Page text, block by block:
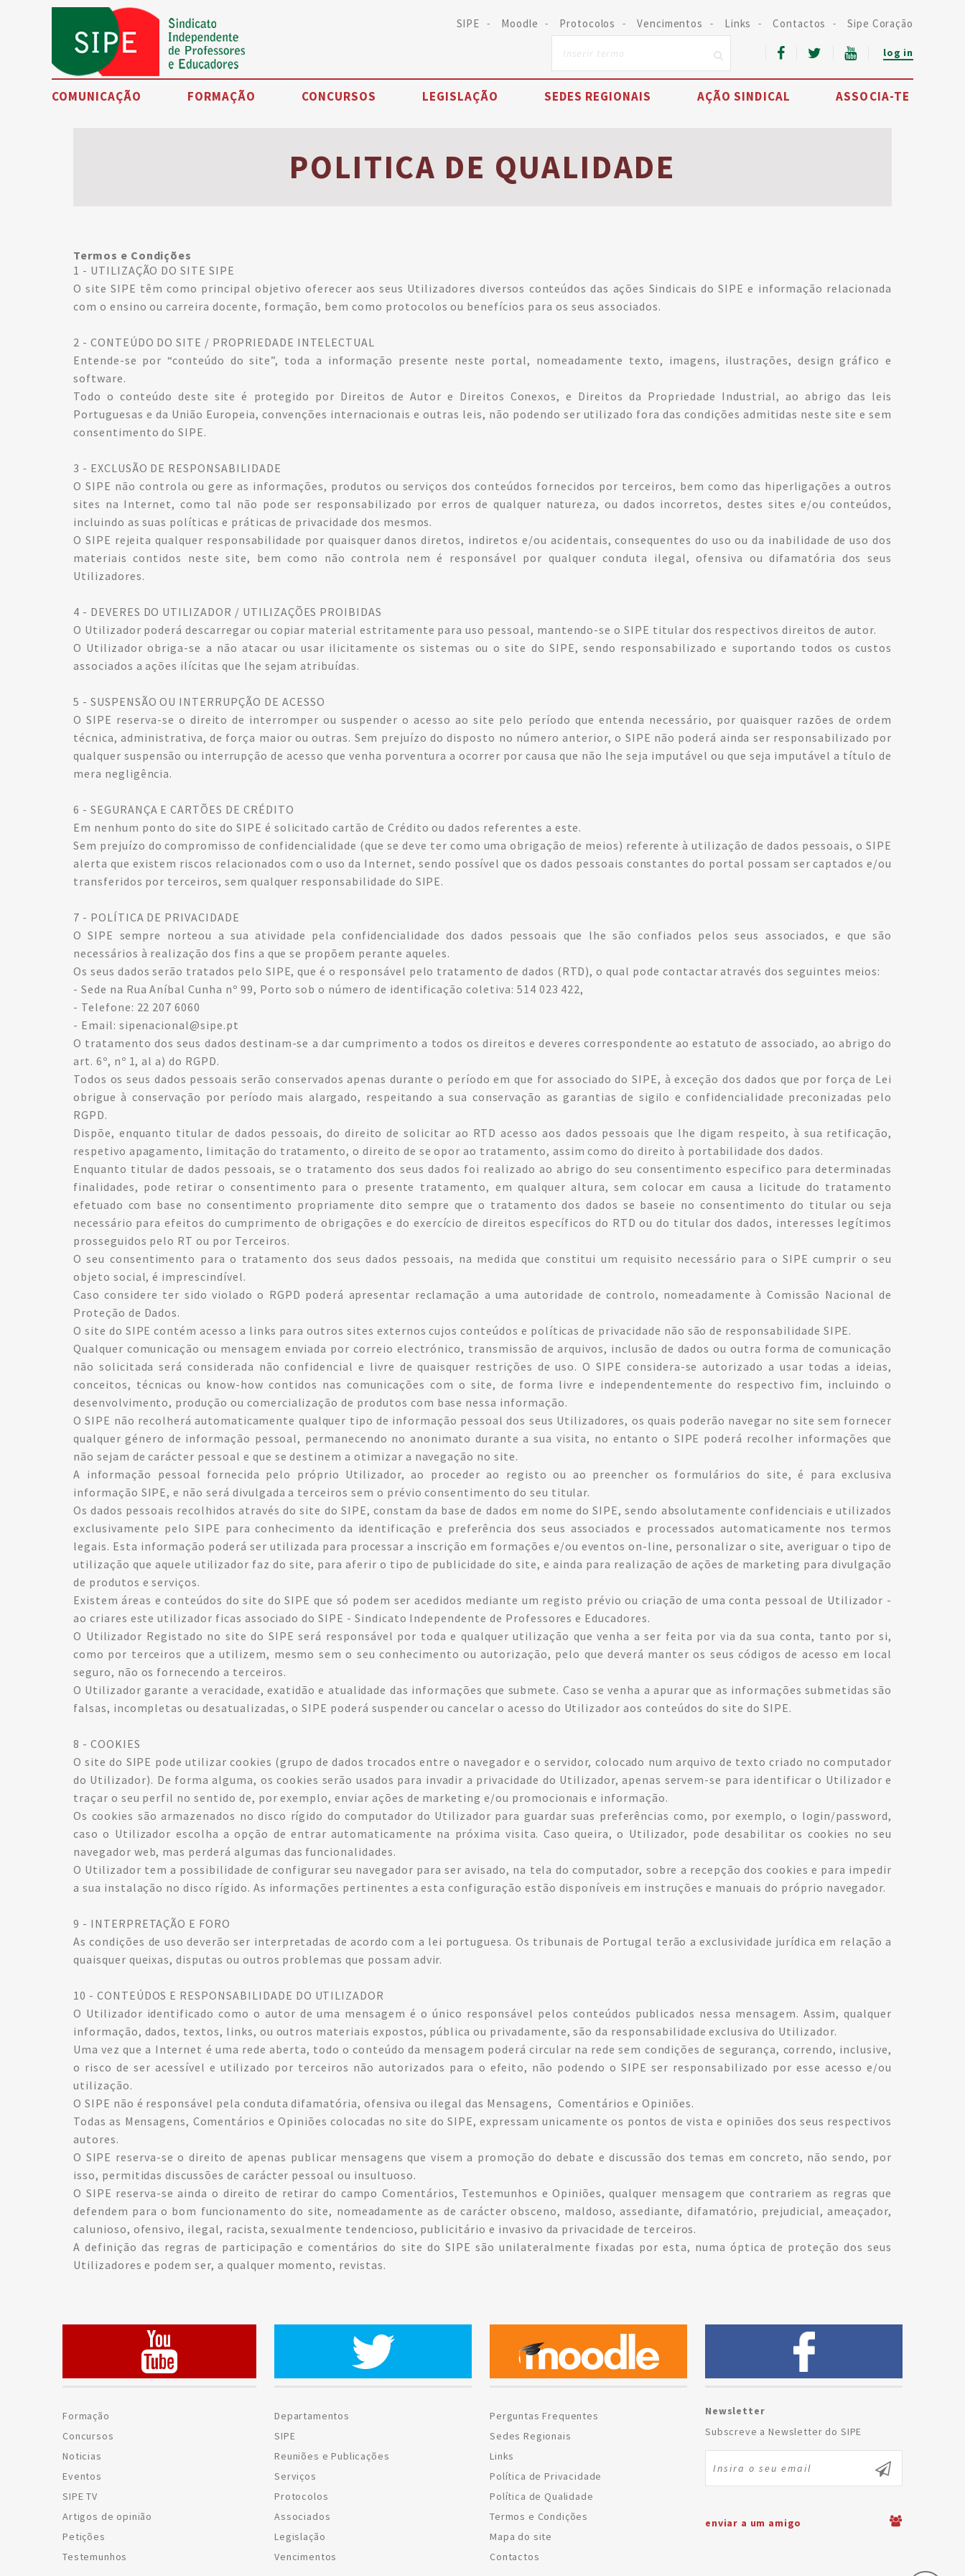
SIPE Moodle Protocolos Vencimentos Links Contactos Sipe Coração
log in
COMUNICAÇÃO
Petições
Testemunhos
FORMAÇÃO CONCURSOS LEGISLAÇÃO SEDES REGIONAIS AÇÃO SINDICAL ASSOCIA-TE
POLITICA DE QUALIDADE
Termos e Condições
1 - UTILIZAÇÃO DO SITE SIPE
O site SIPE têm como principal objetivo oferecer aos seus Utilizadores diversos conteúdos das ações Sindicais do SIPE e informação relacionada
com o ensino ou carreira docente, formação, bem como protocolos ou benefícios para os seus associados.
2 - CONTEÚDO DO SITE / PROPRIEDADE INTELECTUAL
Entende-se por “conteúdo do site”, toda a informação presente neste portal, nomeadamente texto, imagens, ilustrações, design gráfico e
software.
Todo o conteúdo deste site é protegido por Direitos de Autor e Direitos Conexos, e Direitos da Propriedade Industrial, ao abrigo das leis
Portuguesas e da União Europeia, convenções internacionais e outras leis, não podendo ser utilizado fora das condições admitidas neste site e sem
consentimento do SIPE.
3 - EXCLUSÃO DE RESPONSABILIDADE
O SIPE não controla ou gere as informações, produtos ou serviços dos conteúdos fornecidos por terceiros, bem como das hiperligações a outros
sites na Internet, como tal não pode ser responsabilizado por erros de qualquer natureza, ou dados incorretos, destes sites e/ou conteúdos,
incluindo as suas políticas e práticas de privacidade dos mesmos.
O SIPE rejeita qualquer responsabilidade por quaisquer danos diretos, indiretos e/ou acidentais, consequentes do uso ou da inabilidade de uso dos
materiais contidos neste site, bem como não controla nem é responsável por qualquer conduta ilegal, ofensiva ou difamatória dos seus
Utilizadores.
4 - DEVERES DO UTILIZADOR / UTILIZAÇÕES PROIBIDAS
O Utilizador poderá descarregar ou copiar material estritamente para uso pessoal, mantendo-se o SIPE titular dos respectivos direitos de autor.
O Utilizador obriga-se a não atacar ou usar ilicitamente os sistemas ou o site do SIPE, sendo responsabilizado e suportando todos os custos
associados a ações ilícitas que lhe sejam atribuídas.
5 - SUSPENSÃO OU INTERRUPÇÃO DE ACESSO
O SIPE reserva-se o direito de interromper ou suspender o acesso ao site pelo período que entenda necessário, por quaisquer razões de ordem
técnica, administrativa, de força maior ou outras. Sem prejuízo do disposto no número anterior, o SIPE não poderá ainda ser responsabilizado por
qualquer suspensão ou interrupção de acesso que venha porventura a ocorrer por causa que não lhe seja imputável ou que seja imputável a título de
mera negligência.
6 - SEGURANÇA E CARTÕES DE CRÉDITO
Em nenhum ponto do site do SIPE é solicitado cartão de Crédito ou dados referentes a este.
Sem prejuízo do compromisso de confidencialidade (que se deve ter como uma obrigação de meios) referente à utilização de dados pessoais, o SIPE
alerta que existem riscos relacionados com o uso da Internet, sendo possível que os dados pessoais constantes do portal possam ser captados e/ou
transferidos por terceiros, sem qualquer responsabilidade do SIPE.
7 - POLÍTICA DE PRIVACIDADE
O SIPE sempre norteou a sua atividade pela confidencialidade dos dados pessoais que lhe são confiados pelos seus associados, e que são
necessários à realização dos fins a que se propõem perante aqueles.
Os seus dados serão tratados pelo SIPE, que é o responsável pelo tratamento de dados (RTD), o qual pode contactar através dos seguintes meios:
- Sede na Rua Aníbal Cunha nº 99, Porto sob o número de identificação coletiva: 514 023 422,
- Telefone: 22 207 6060
- Email: sipenacional@sipe.pt
O tratamento dos seus dados destinam-se a dar cumprimento a todos os direitos e deveres correspondente ao estatuto de associado, ao abrigo do
art. 6º, nº 1, al a) do RGPD.
Todos os seus dados pessoais serão conservados apenas durante o período em que for associado do SIPE, à exceção dos dados que por força de Lei
obrigue à conservação por período mais alargado, respeitando a sua conservação as garantias de sigilo e confidencialidade preconizadas pelo
RGPD.
Dispõe, enquanto titular de dados pessoais, do direito de solicitar ao RTD acesso aos dados pessoais que lhe digam respeito, à sua retificação,
respetivo apagamento, limitação do tratamento, o direito de se opor ao tratamento, assim como do direito à portabilidade dos dados.
Enquanto titular de dados pessoais, se o tratamento dos seus dados foi realizado ao abrigo do seu consentimento especifico para determinadas
finalidades, pode retirar o consentimento para o presente tratamento, em qualquer altura, sem colocar em causa a licitude do tratamento
efetuado com base no consentimento propriamente dito sempre que o tratamento dos dados se baseie no consentimento do titular ou seja
necessário para efeitos do cumprimento de obrigações e do exercício de direitos específicos do RTD ou do titular dos dados, interesses legítimos
prosseguidos pelo RT ou por Terceiros.
O seu consentimento para o tratamento dos seus dados pessoais, na medida que constitui um requisito necessário para o SIPE cumprir o seu
objeto social, é imprescindível.
Caso considere ter sido violado o RGPD poderá apresentar reclamação a uma autoridade de controlo, nomeadamente à Comissão Nacional de
Proteção de Dados.
O site do SIPE contém acesso a links para outros sites externos cujos conteúdos e políticas de privacidade não são de responsabilidade SIPE.
Qualquer comunicação ou mensagem enviada por correio electrónico, transmissão de arquivos, inclusão de dados ou outra forma de comunicação
não solicitada será considerada não confidencial e livre de quaisquer restrições de uso. O SIPE considera-se autorizado a usar todas a ideias,
conceitos, técnicas ou know-how contidos nas comunicações com o site, de forma livre e independentemente do respectivo fim, incluindo o
desenvolvimento, produção ou comercialização de produtos com base nessa informação.
O SIPE não recolherá automaticamente qualquer tipo de informação pessoal dos seus Utilizadores, os quais poderão navegar no site sem fornecer
qualquer género de informação pessoal, permanecendo no anonimato durante a sua visita, no entanto o SIPE poderá recolher informações que
não sejam de carácter pessoal e que se destinem a otimizar a navegação no site.
A informação pessoal fornecida pelo próprio Utilizador, ao proceder ao registo ou ao preencher os formulários do site, é para exclusiva
informação SIPE, e não será divulgada a terceiros sem o prévio consentimento do seu titular.
Os dados pessoais recolhidos através do site do SIPE, constam da base de dados em nome do SIPE, sendo absolutamente confidenciais e utilizados
exclusivamente pelo SIPE para conhecimento da identificação e preferência dos seus associados e processados automaticamente nos termos
legais. Esta informação poderá ser utilizada para processar a inscrição em formações e/ou eventos on-line, personalizar o site, averiguar o tipo de
utilização que aquele utilizador faz do site, para aferir o tipo de publicidade do site, e ainda para realização de ações de marketing para divulgação
de produtos e serviços.
Existem áreas e conteúdos do site do SIPE que só podem ser acedidos mediante um registo prévio ou criação de uma conta pessoal de Utilizador -
ao criares este utilizador ficas associado do SIPE - Sindicato Independente de Professores e Educadores.
O Utilizador Registado no site do SIPE será responsável por toda e qualquer utilização que venha a ser feita por via da sua conta, tanto por si,
como por terceiros que a utilizem, mesmo sem o seu conhecimento ou autorização, pelo que deverá manter os seus códigos de acesso em local
seguro, não os fornecendo a terceiros.
O Utilizador garante a veracidade, exatidão e atualidade das informações que submete. Caso se venha a apurar que as informações submetidas são
falsas, incompletas ou desatualizadas, o SIPE poderá suspender ou cancelar o acesso do Utilizador aos conteúdos do site do SIPE.
8 - COOKIES
O site do SIPE pode utilizar cookies (grupo de dados trocados entre o navegador e o servidor, colocado num arquivo de texto criado no computador
do Utilizador). De forma alguma, os cookies serão usados para invadir a privacidade do Utilizador, apenas servem-se para identificar o Utilizador e
traçar o seu perfil no sentido de, por exemplo, enviar ações de marketing e/ou promocionais e informação.
Os cookies são armazenados no disco rígido do computador do Utilizador para guardar suas preferências como, por exemplo, o login/password,
caso o Utilizador escolha a opção de entrar automaticamente na próxima visita. Caso queira, o Utilizador, pode desabilitar os cookies no seu
navegador web, mas perderá algumas das funcionalidades.
O Utilizador tem a possibilidade de configurar seu navegador para ser avisado, na tela do computador, sobre a recepção dos cookies e para impedir
a sua instalação no disco rígido. As informações pertinentes a esta configuração estão disponíveis em instruções e manuais do próprio navegador.
9 - INTERPRETAÇÃO E FORO
As condições de uso deverão ser interpretadas de acordo com a lei portuguesa. Os tribunais de Portugal terão a exclusividade jurídica em relação a
quaisquer queixas, disputas ou outros problemas que possam advir.
10 - CONTEÚDOS E RESPONSABILIDADE DO UTILIZADOR
O Utilizador identificado como o autor de uma mensagem é o único responsável pelos conteúdos publicados nessa mensagem. Assim, qualquer
informação, dados, textos, links, ou outros materiais expostos, pública ou privadamente, são da responsabilidade exclusiva do Utilizador.
Uma vez que a Internet é uma rede aberta, todo o conteúdo da mensagem poderá circular na rede sem condições de segurança, correndo, inclusive,
o risco de ser acessível e utilizado por terceiros não autorizados para o efeito, não podendo o SIPE ser responsabilizado por esse acesso e/ou
utilização.
O SIPE não é responsável pela conduta difamatória, ofensiva ou ilegal das Mensagens, Comentários e Opiniões.
Todas as Mensagens, Comentários e Opiniões colocadas no site do SIPE, expressam unicamente os pontos de vista e opiniões dos seus respectivos
autores.
O SIPE reserva-se o direito de apenas publicar mensagens que visem a promoção do debate e discussão dos temas em concreto, não sendo, por
isso, permitidas discussões de carácter pessoal ou insultuoso.
O SIPE reserva-se ainda o direito de retirar do campo Comentários, Testemunhos e Opiniões, qualquer mensagem que contrariem as regras que
defendem para o bom funcionamento do site, nomeadamente as de carácter obsceno, maldoso, assediante, difamatório, prejudicial, ameaçador,
calunioso, ofensivo, ilegal, racista, sexualmente tendencioso, publicitário e invasivo da privacidade de terceiros.
A definição das regras de participação e comentários do site do SIPE são unilateralmente fixadas por esta, numa óptica de proteção dos seus
Utilizadores e podem ser, a qualquer momento, revistas.
Formação
Concursos
Noticias
Eventos
SIPE TV
Artigos de opinião
Petições
Testemunhos
Departamentos
SIPE
Reuniões e Publicações
Serviços
Protocolos
Associados
Legislação
Vencimentos
Perguntas Frequentes
Sedes Regionais
Links
Política de Privacidade
Política de Qualidade
Termos e Condições
Mapa do site
Contactos
Newsletter
Subscreve a Newsletter do SIPE
enviar a um amigo